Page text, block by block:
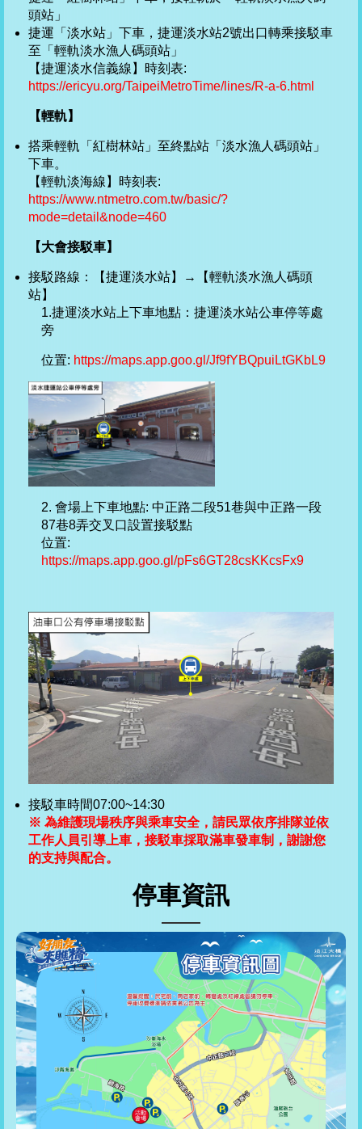
頭站」
捷運「淡水站」下車，捷運淡水站2號出口轉乘接駁車
至「輕軌淡水漁人碼頭站」
【捷運淡水信義線】時刻表:
https://ericyu.org/TaipeiMetroTime/lines/R-a-6.html
【輕軌】
搭乘輕軌「紅樹林站」至終點站「淡水漁人碼頭站」
下車。
【輕軌淡海線】時刻表:
https://www.ntmetro.com.tw/basic/?
mode=detail&node=460
【大會接駁車】
接駁路線：【捷運淡水站】→【輕軌淡水漁人碼頭
站】
1.捷運淡水站上下車地點：捷運淡水站公車停等處
旁
位置: https://maps.app.goo.gl/Jf9fYBQpuiLtGKbL9
2. 會場上下車地點: 中正路二段51巷與中正路一段
87巷8弄交叉口設置接駁點
位置:
https://maps.app.goo.gl/pFs6GT28csKKcsFx9
接駁車時間07:00~14:30
※ 為維護現場秩序與乘車安全，請民眾依序排隊並依
工作人員引導上車，接駁車採取滿車發車制，謝謝您
的支持與配合。
停車資訊